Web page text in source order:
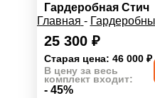
Акции
Контакты
Гардеробная Стич
Главная -
- 45%
25 300 ₽
Старая цена: 46 000 ₽
В цену за весь
комплект входит: